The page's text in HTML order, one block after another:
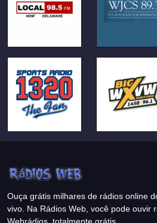
Ouça grátis milhares de rádios online
vivo. Na Rádios Web, você pode ouvir